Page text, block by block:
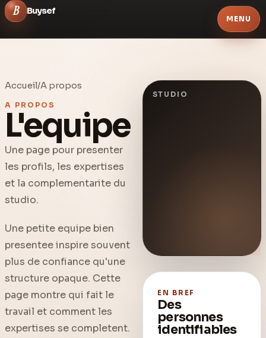
B Buysef
MENU
Solutions
Ressources
A propos
Accueil/A propos
A PROPOS
L'equipe
Une page pour presenter
les profils, les expertises
et la complementarite du
studio.
Une petite equipe bien
presentee inspire souvent
plus de confiance qu'une
structure opaque. Cette
page montre qui fait le
travail et comment les
expertises se completent.
STUDIO
EN BREF
Des
personnes
identifiables